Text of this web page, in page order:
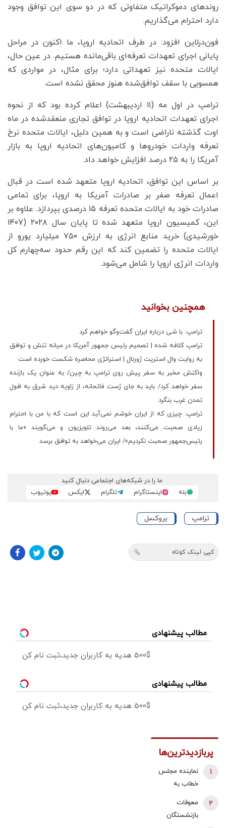
روندهای دموکراتیک متفاوتی که در دو سوی این توافق وجود
دارد احترام می‌گذاریم.
فون‌درلاین افزود: در طرف اتحادیه اروپا، ما اکنون در مراحل
پایانی اجرای تعهدات تعرفه‌ای باقی‌مانده هستیم. در عین حال،
ایالات متحده نیز تعهداتی دارد؛ برای مثال، در مواردی که
همسویی با سقف توافق‌شده هنوز محقق نشده است.
ترامپ در اول مه (۱۱ اردیبهشت) اعلام کرده بود که از نحوه
اجرای تعهدات اتحادیه اروپا در توافق تجاری منعقدشده در ماه
اوت گذشته ناراضی است و به همین دلیل، ایالات متحده نرخ
تعرفه واردات خودروها و کامیون‌های اتحادیه اروپا به بازار
آمریکا را به ۲۵ درصد افزایش خواهد داد.
بر اساس این توافق، اتحادیه اروپا متعهد شده است در قبال
اعمال تعرفه صفر بر صادرات آمریکا به اروپا، برای تمامی
صادرات خود به ایالات متحده تعرفه ۱۵ درصدی بپردازد. علاوه بر
این، کمیسیون اروپا متعهد شده تا پایان سال ۲۰۲۸ (۱۴۰۷
خورشیدی) خرید منابع انرژی به ارزش ۷۵۰ میلیارد یورو از
ایالات متحده را تضمین کند که این رقم حدود سه‌چهارم کل
واردات انرژی اروپا را شامل می‌شود.
همچنین بخوانید
ترامپ: با شی درباره ایران گفت‌وگو خواهم کرد
ترامپ کلافه شده | تصمیم رئیس جمهور آمریکا در میانه تنش و توافق
به روایت وال استریت ژورنال | استراتژی محاصره شکست خورده است
واکنش مخبر به سفر پیش روی ترامپ به چین/ به عنوان یک بازنده
سفر خواهد کرد/ باید به جای ژست فاتحانه، از زاویه دید شرق به افول
تمدن غرب بنگرد
ترامپ: چیزی که از ایران خوشم نمی‌آید این است که با من با احترام
زیادی صحبت می‌کنند، بعد می‌روند تلویزیون و می‌گویند «ما با
رئیس‌جمهور صحبت نکردیم»/ ایران می‌خواهد به توافق برسد
ما را در شبکه‌های اجتماعی دنبال کنید
بله
اینستاگرام تلگرام ایکس یوتیوب
ترامپ بروکسل
کپی لینک کوتاه
مطالب پیشنهادی
500$ هدیه به کاربران جدید،ثبت نام کن
مطالب پیشنهادی
500$ هدیه به کاربران جدید،ثبت نام کن
پربازدیدترین‌ها
نماینده مجلس
خطاب به
هستید، نه
1
معوقات
بازنشستگان
2